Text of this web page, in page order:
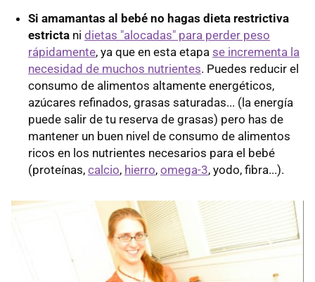
Si amamantas al bebé no hagas dieta restrictiva
estricta ni dietas "alocadas" para perder peso
rápidamente, ya que en esta etapa se incrementa la
necesidad de muchos nutrientes. Puedes reducir el
consumo de alimentos altamente energéticos,
azúcares refinados, grasas saturadas... (la energía
puede salir de tu reserva de grasas) pero has de
mantener un buen nivel de consumo de alimentos
ricos en los nutrientes necesarios para el bebé
(proteínas, calcio, hierro, omega-3, yodo, fibra...).